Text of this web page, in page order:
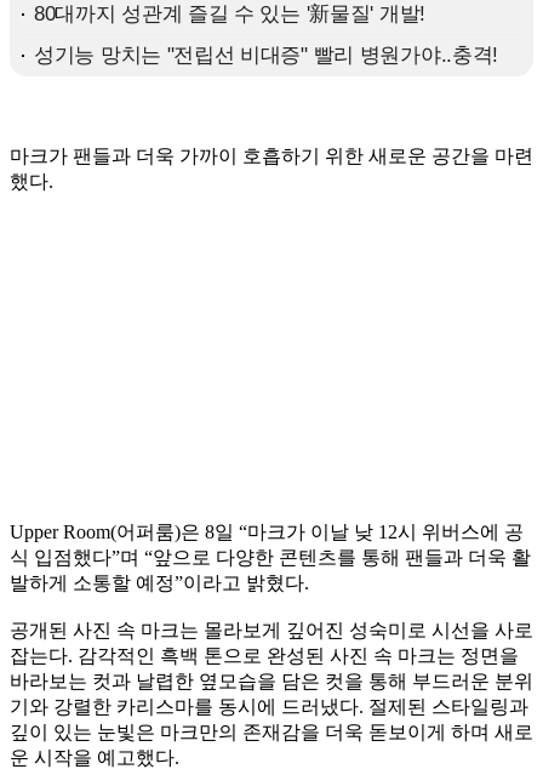
마크가 팬들과 더욱 가까이 호흡하기 위한 새로운 공간을 마련
했다.
Upper Room(어퍼룸)은 8일 “마크가 이날 낮 12시 위버스에 공
식 입점했다”며 “앞으로 다양한 콘텐츠를 통해 팬들과 더욱 활
발하게 소통할 예정”이라고 밝혔다.
공개된 사진 속 마크는 몰라보게 깊어진 성숙미로 시선을 사로
잡는다. 감각적인 흑백 톤으로 완성된 사진 속 마크는 정면을
바라보는 컷과 날렵한 옆모습을 담은 컷을 통해 부드러운 분위
기와 강렬한 카리스마를 동시에 드러냈다. 절제된 스타일링과
깊이 있는 눈빛은 마크만의 존재감을 더욱 돋보이게 하며 새로
운 시작을 예고했다.